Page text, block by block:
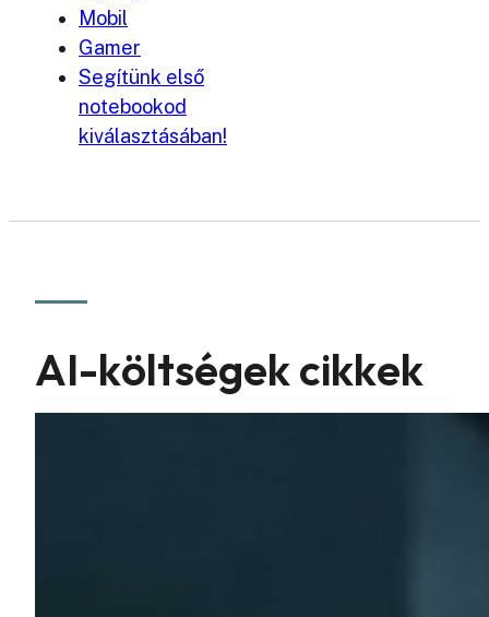
Mobil
Gamer
Segítünk első
notebookod
kiválasztásában!
AI-költségek cikkek